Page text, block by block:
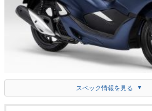
スペック情報を見る